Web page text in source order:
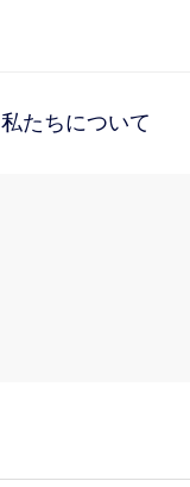
私たちについて